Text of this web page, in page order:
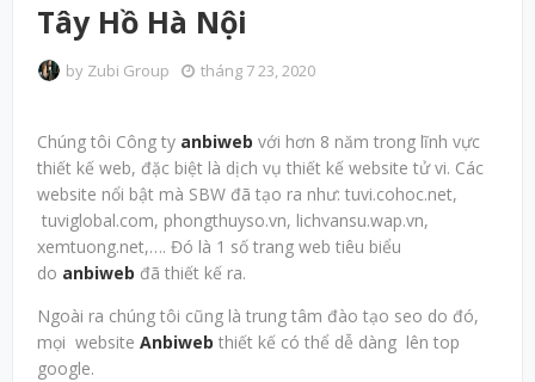
Tây Hồ Hà Nội
by Zubi Group tháng 7 23, 2020
Chúng tôi Công ty anbiweb với hơn 8 năm trong lĩnh vực
thiết kế web, đặc biệt là dịch vụ thiết kế website tử vi. Các
website nổi bật mà SBW đã tạo ra như: tuvi.cohoc.net,
tuviglobal.com, phongthuyso.vn, lichvansu.wap.vn,
xemtuong.net,…. Đó là 1 số trang web tiêu biểu
do anbiweb đã thiết kế ra.
Ngoài ra chúng tôi cũng là trung tâm đào tạo seo do đó,
mọi website Anbiweb thiết kế có thể dễ dàng lên top
google.